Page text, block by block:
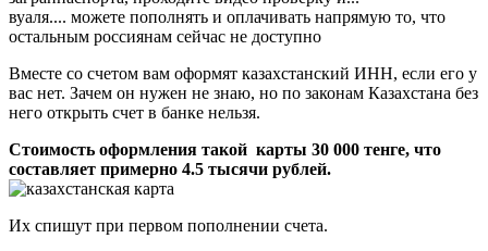
вуаля.... можете пополнять и оплачивать напрямую то, что
остальным россиянам сейчас не доступно
Вместе со счетом вам оформят казахстанский ИНН, если его у
вас нет. Зачем он нужен не знаю, но по законам Казахстана без
него открыть счет в банке нельзя.
Стоимость оформления такой карты 30 000 тенге, что
составляет примерно 4.5 тысячи рублей.
Их спишут при первом пополнении счета.